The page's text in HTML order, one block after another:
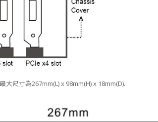
大尺寸為267mm(L) x 98mm(H) x 18mm(D).